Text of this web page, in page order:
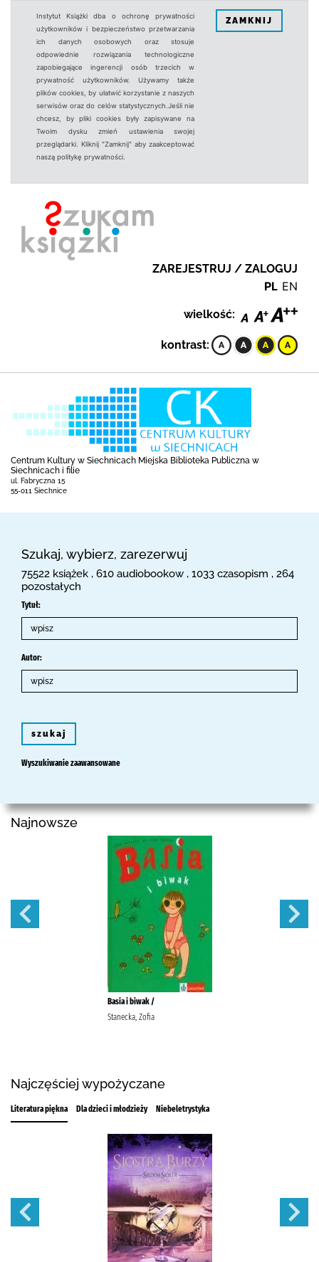
Instytut Książki dba o ochronę prywatności
użytkowników i bezpieczeństwo przetwarzania
ich danych osobowych oraz stosuje
odpowiednie rozwiązania technologiczne
zapobiegające ingerencji osób trzecich w
prywatność użytkowników. Używamy także
plików cookies, by ułatwić korzystanie z naszych
serwisów oraz do celów statystycznych.Jeśli nie
chcesz, by pliki cookies były zapisywane na
Twoim dysku zmień ustawienia swojej
przeglądarki. Kliknij "Zamknij" aby zaakceptować
naszą politykę prywatności.
ZAMKNIJ
ZAREJESTRUJ / ZALOGUJ
PL EN
wielkość:
kontrast:
Centrum Kultury w Siechnicach Miejska Biblioteka Publiczna w
Siechnicach i filie
ul. Fabryczna 15
55-011 Siechnice
Szukaj, wybierz, zarezerwuj
75522 książek , 610 audiobookow , 1033 czasopism , 264
pozostałych
Tytuł:
Autor:
szukaj
Wyszukiwanie zaawansowane
Najnowsze
Basia i biwak /
Stanecka, Zofia
Najczęściej wypożyczane
Literatura piękna Dla dzieci i młodzieży Niebeletrystyka